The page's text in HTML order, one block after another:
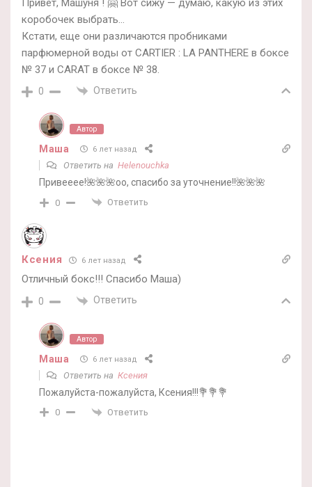
коробочек выбрать…
Кстати, еще они различаются пробниками
парфюмерной воды от CARTIER : LA PANTHERE в боксе
№ 37 и CARAT в боксе № 38.
0 Ответить
Автор
Маша 6 лет назад
Ответить на Helenouchka
Привееее!🌺🌺🌺оо, спасибо за уточнение!!🌺🌺🌺
0 Ответить
Ксения 6 лет назад
Отличный бокс!!! Спасибо Маша)
0 Ответить
Автор
Маша 6 лет назад
Ответить на Ксения
Пожалуйста-пожалуйста, Ксения!!!💐💐💐
0 Ответить